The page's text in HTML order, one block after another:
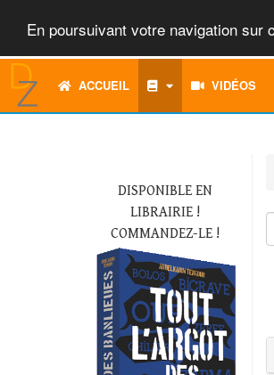
En poursuivant votre navigation sur
ACCUEIL VIDÉOS
DISPONIBLE EN
LIBRAIRIE !
COMMANDEZ-LE !